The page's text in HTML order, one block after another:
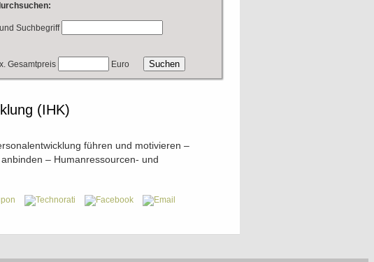
Suchbegriff
Gesamtpreis Euro
(IHK)
führen und motivieren –
– Humanressourcen- und